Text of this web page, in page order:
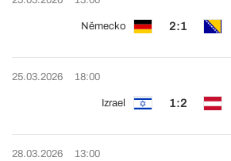
Německo 2:1
25.03.2026 18:00
Izrael 1:2
28.03.2026 13:00